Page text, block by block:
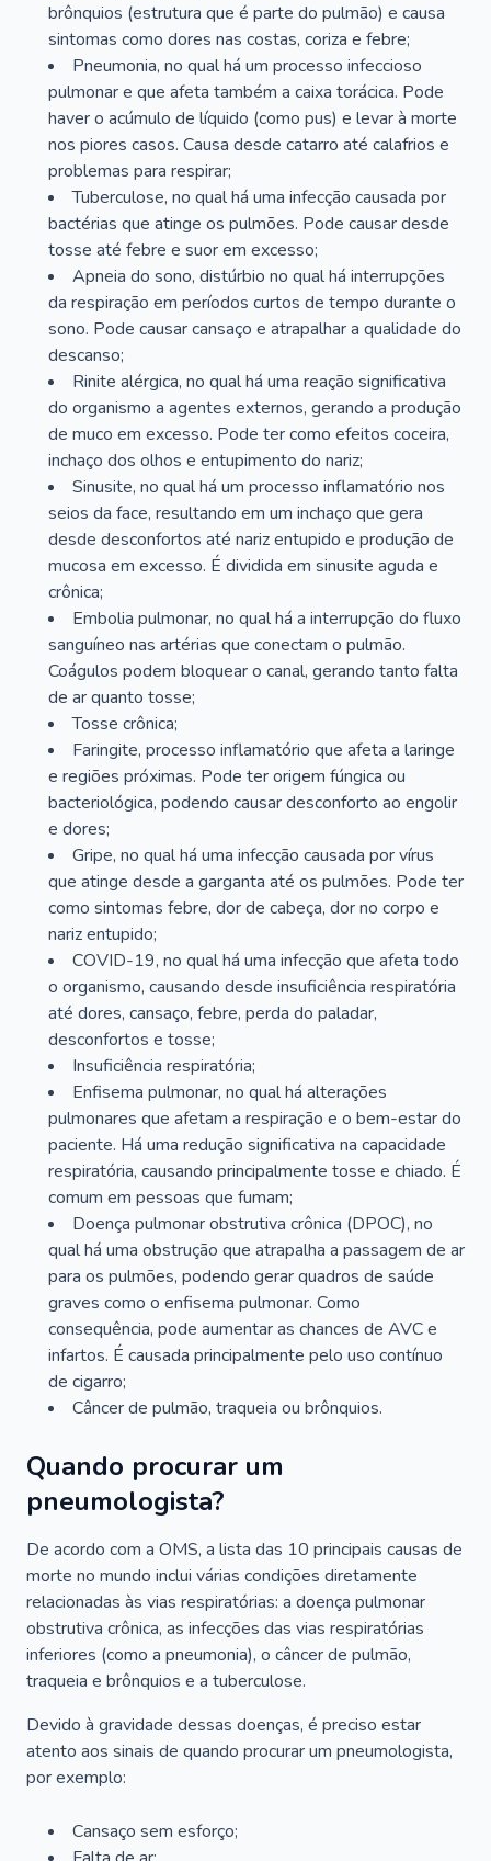
brônquios (estrutura que é parte do pulmão) e causa
sintomas como dores nas costas, coriza e febre;
Pneumonia, no qual há um processo infeccioso
pulmonar e que afeta também a caixa torácica. Pode
haver o acúmulo de líquido (como pus) e levar à morte
nos piores casos. Causa desde catarro até calafrios e
problemas para respirar;
Tuberculose, no qual há uma infecção causada por
bactérias que atinge os pulmões. Pode causar desde
tosse até febre e suor em excesso;
Apneia do sono, distúrbio no qual há interrupções
da respiração em períodos curtos de tempo durante o
sono. Pode causar cansaço e atrapalhar a qualidade do
descanso;
Rinite alérgica, no qual há uma reação significativa
do organismo a agentes externos, gerando a produção
de muco em excesso. Pode ter como efeitos coceira,
inchaço dos olhos e entupimento do nariz;
Sinusite, no qual há um processo inflamatório nos
seios da face, resultando em um inchaço que gera
desde desconfortos até nariz entupido e produção de
mucosa em excesso. É dividida em sinusite aguda e
crônica;
Embolia pulmonar, no qual há a interrupção do fluxo
sanguíneo nas artérias que conectam o pulmão.
Coágulos podem bloquear o canal, gerando tanto falta
de ar quanto tosse;
Tosse crônica;
Faringite, processo inflamatório que afeta a laringe
e regiões próximas. Pode ter origem fúngica ou
bacteriológica, podendo causar desconforto ao engolir
e dores;
Gripe, no qual há uma infecção causada por vírus
que atinge desde a garganta até os pulmões. Pode ter
como sintomas febre, dor de cabeça, dor no corpo e
nariz entupido;
COVID-19, no qual há uma infecção que afeta todo
o organismo, causando desde insuficiência respiratória
até dores, cansaço, febre, perda do paladar,
desconfortos e tosse;
Insuficiência respiratória;
Enfisema pulmonar, no qual há alterações
pulmonares que afetam a respiração e o bem-estar do
paciente. Há uma redução significativa na capacidade
respiratória, causando principalmente tosse e chiado. É
comum em pessoas que fumam;
Doença pulmonar obstrutiva crônica (DPOC), no
qual há uma obstrução que atrapalha a passagem de ar
para os pulmões, podendo gerar quadros de saúde
graves como o enfisema pulmonar. Como
consequência, pode aumentar as chances de AVC e
infartos. É causada principalmente pelo uso contínuo
de cigarro;
Câncer de pulmão, traqueia ou brônquios.
Quando procurar um
pneumologista?
De acordo com a OMS, a lista das 10 principais causas de
morte no mundo inclui várias condições diretamente
relacionadas às vias respiratórias: a doença pulmonar
obstrutiva crônica, as infecções das vias respiratórias
inferiores (como a pneumonia), o câncer de pulmão,
traqueia e brônquios e a tuberculose.
Devido à gravidade dessas doenças, é preciso estar
atento aos sinais de quando procurar um pneumologista,
por exemplo:
Cansaço sem esforço;